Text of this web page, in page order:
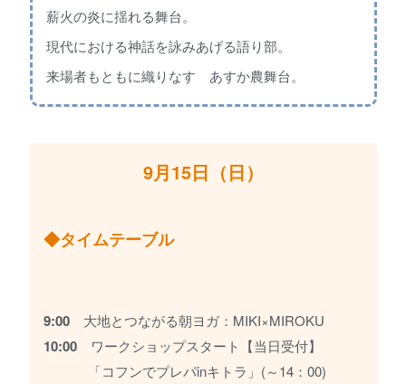
薪火の炎に揺れる舞台。
現代における神話を詠みあげる語り部。
来場者もともに織りなす あすか農舞台。
9月15日（日）
◆タイムテーブル
9:00大地とつながる朝ヨガ：MIKI×MIROKU
10:00ワークショップスタート【当日受付】
「コフンでプレパinキトラ」(～14：00)